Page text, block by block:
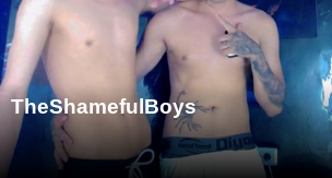
TheShamefulBoys